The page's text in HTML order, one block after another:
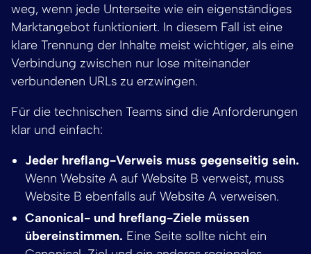
weg, wenn jede Unterseite wie ein eigenständiges
Marktangebot funktioniert. In diesem Fall ist eine
klare Trennung der Inhalte meist wichtiger, als eine
Verbindung zwischen nur lose miteinander
verbundenen URLs zu erzwingen.
Für die technischen Teams sind die Anforderungen
klar und einfach:
Jeder hreflang-Verweis muss gegenseitig sein.
Wenn Website A auf Website B verweist, muss
Website B ebenfalls auf Website A verweisen.
Canonical- und hreflang-Ziele müssen
übereinstimmen. Eine Seite sollte nicht ein